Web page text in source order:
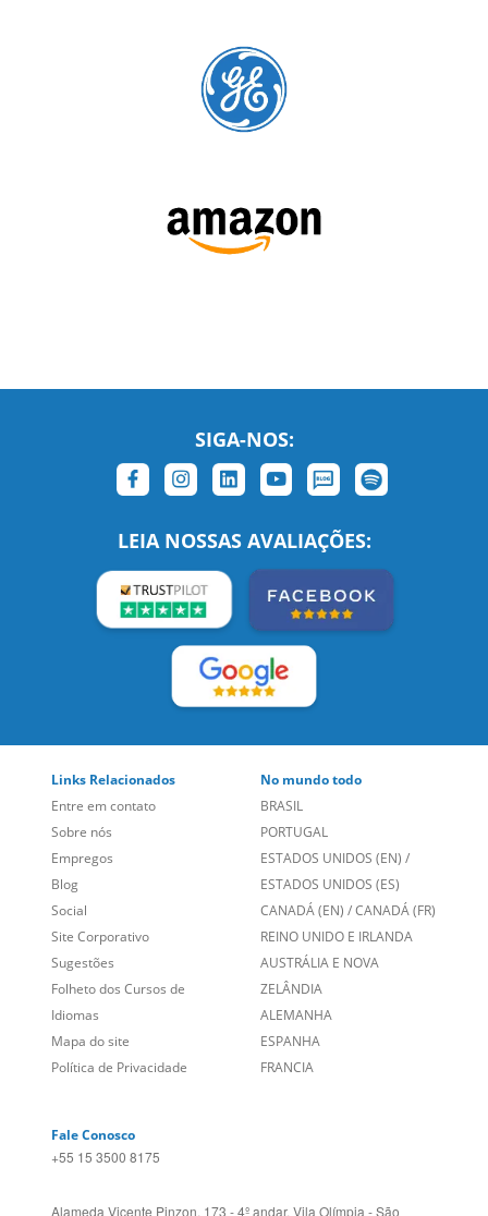
SIGA-NOS:
LEIA NOSSAS AVALIAÇÕES:
Links Relacionados
Entre em contato
Sobre nós
Empregos
Blog
Social
Site Corporativo
Sugestões
Folheto dos Cursos de
Idiomas
No mundo todo
BRASIL
PORTUGAL
ESTADOS UNIDOS (EN)/
ESTADOS UNIDOS (ES)
CANADÁ (EN) /CANADÁ (FR)
REINO UNIDO E IRLANDA
AUSTRÁLIA E NOVA
ZELÂNDIA
ALEMANHA
+55 15 3500 8175